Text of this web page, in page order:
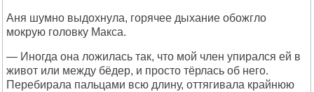
Аня шумно выдохнула, горячее дыхание обожгло
мокрую головку Макса.
— Иногда она ложилась так, что мой член упирался ей в
живот или между бёдер, и просто тёрлась об него.
Перебирала пальцами всю длину, оттягивала крайнюю